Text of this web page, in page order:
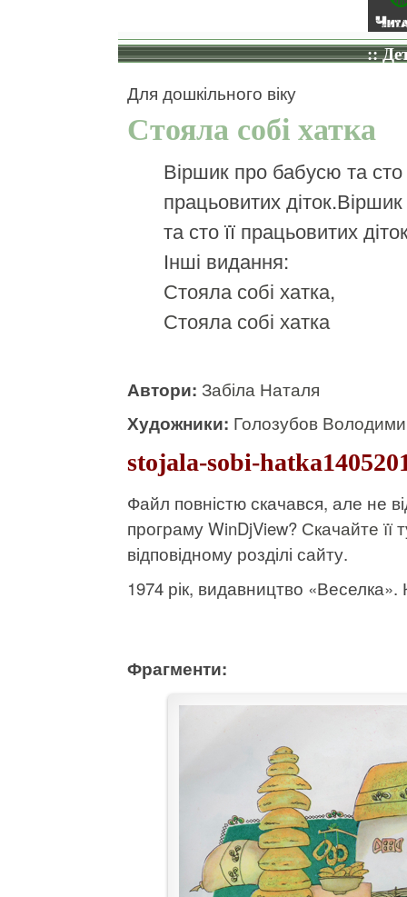
::
Для дошкільного віку
Стояла собі хатка
Віршик про бабусю та сто
працьовитих
та сто її працьовитих
Інші видання:
Стояла собі хатка,
Стояла собі хатка
Автори: Забіла Наталя
Художники: Голозубов
stojala-sobi-
Файл повністю скачався, але не
програму WinDjView? Скачайте її
відповідному розділі сайту.
1974 рік, видавництво «Веселка».
Фрагменти: